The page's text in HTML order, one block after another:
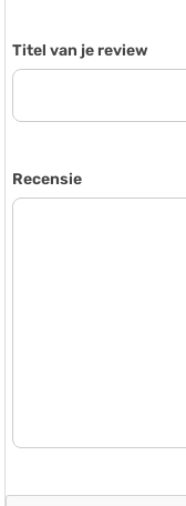
Titel van je review
Recensie